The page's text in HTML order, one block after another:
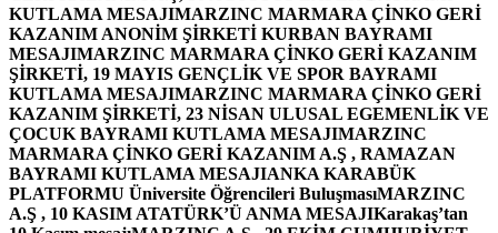
KUTLAMA MESAJIMARZINC MARMARA ÇİNKO GERİ
KAZANIM ANONİM ŞİRKETİ KURBAN BAYRAMI
MESAJIMARZINC MARMARA ÇİNKO GERİ KAZANIM
ŞİRKETİ, 19 MAYIS GENÇLİK VE SPOR BAYRAMI
KUTLAMA MESAJIMARZINC MARMARA ÇİNKO GERİ
KAZANIM ŞİRKETİ, 23 NİSAN ULUSAL EGEMENLİK VE
ÇOCUK BAYRAMI KUTLAMA MESAJIMARZINC
MARMARA ÇİNKO GERİ KAZANIM A.Ş , RAMAZAN
BAYRAMI KUTLAMA MESAJIANKA KARABÜK
PLATFORMU Üniversite Öğrencileri BuluşmasıMARZINC
A.Ş , 10 KASIM ATATÜRK’Ü ANMA MESAJIKarakaş’tan